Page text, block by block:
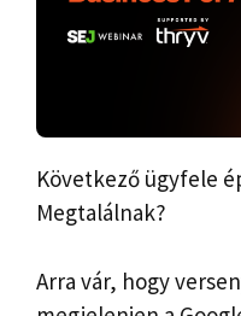
Következő ügyfele
Megtalálnak?
Arra vár, hogy